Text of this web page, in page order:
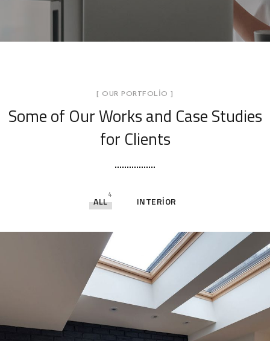
[ OUR PORTFOLIO ]
Some of Our Worksand Case Studies
for Clients
ALL
4
INTERIOR
Stylish Family Appartment